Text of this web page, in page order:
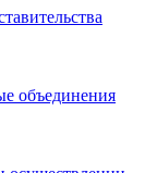
объединения